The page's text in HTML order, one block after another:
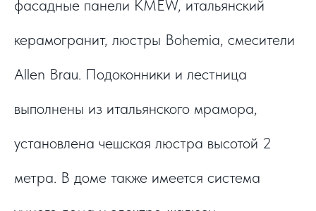
фасадные панели KMEW, итальянский
керамогранит, люстры Bohemia, смесители
Allen Brau. Подоконники и лестница
выполнены из итальянского мрамора,
установлена чешская люстра высотой 2
метра. В доме также имеется система